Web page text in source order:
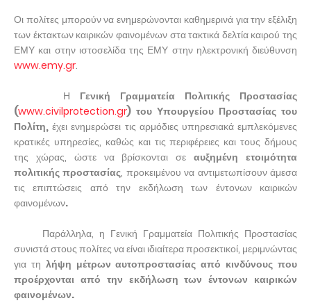
Οι πολίτες μπορούν να ενημερώνονται καθημερινά για την εξέλιξη
των έκτακτων καιρικών φαινομένων στα τακτικά δελτία καιρού της
ΕΜΥ και στην ιστοσελίδα της ΕΜΥ στην ηλεκτρονική διεύθυνση
www.emy.gr.
Η Γενική Γραμματεία Πολιτικής Προστασίας
(www.civilprotection.gr) του Υπουργείου Προστασίας του
Πολίτη, έχει ενημερώσει τις αρμόδιες υπηρεσιακά εμπλεκόμενες
κρατικές υπηρεσίες, καθώς και τις περιφέρειες και τους δήμους
της χώρας, ώστε να βρίσκονται σεαυξημένη ετοιμότητα
πολιτικής προστασίας, προκειμένου να αντιμετωπίσουν άμεσα
τις επιπτώσεις από την εκδήλωση των έντονων καιρικών
φαινομένων.
Παράλληλα, η Γενική Γραμματεία Πολιτικής Προστασίας
συνιστά στους πολίτες να είναι ιδιαίτερα προσεκτικοί, μεριμνώντας
για τη λήψη μέτρων αυτοπροστασίας από κινδύνους που
προέρχονται από την εκδήλωση των έντονων καιρικών
φαινομένων.